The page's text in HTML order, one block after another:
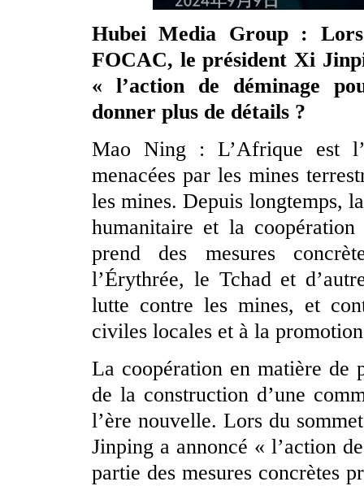
Hubei Media Group :
FOCAC, le président Xi
« l’action de déminage
donner plus de détails ?
Mao Ning : L’Afrique est
menacées par les mines
les mines. Depuis longtemps,
humanitaire et la
prend des mesures
l’Érythrée, le Tchad et
lutte contre les mines, et
civiles locales et à la
La coopération en matière de
de la construction d’une
l’ère nouvelle. Lors du
Jinping a annoncé « l’action
partie des mesures concrètes